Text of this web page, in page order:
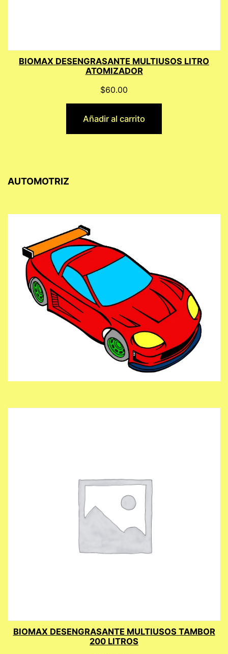
BIOMAX DESENGRASANTE MULTIUSOS LITRO
ATOMIZADOR
$60.00
Añadir al carrito
AUTOMOTRIZ
BIOMAX DESENGRASANTE MULTIUSOS TAMBOR
200 LITROS